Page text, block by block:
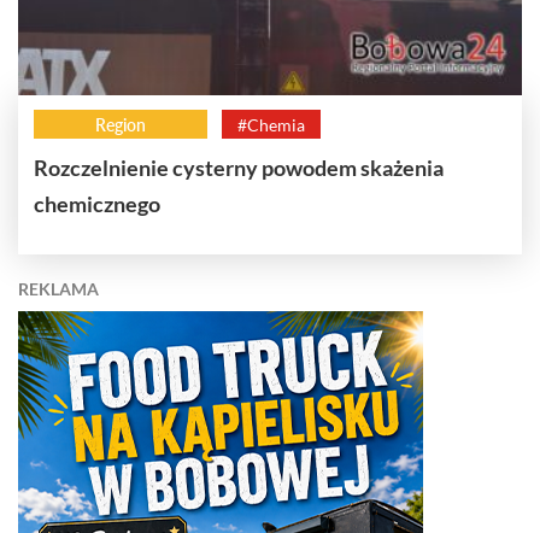
Region #Chemia
Rozczelnienie cysterny powodem skażenia
chemicznego
REKLAMA